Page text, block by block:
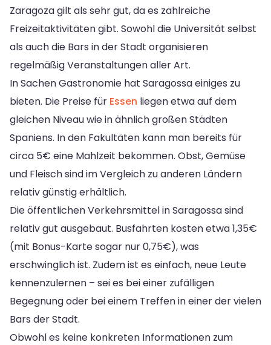
Zaragoza gilt als sehr gut, da es zahlreiche
Freizeitaktivitäten gibt. Sowohl die Universität selbst
als auch die Bars in der Stadt organisieren
regelmäßig Veranstaltungen aller Art.
In Sachen Gastronomie hat Saragossa einiges zu
bieten. Die Preise für Essen liegen etwa auf dem
gleichen Niveau wie in ähnlich großen Städten
Spaniens. In den Fakultäten kann man bereits für
circa 5€ eine Mahlzeit bekommen. Obst, Gemüse
und Fleisch sind im Vergleich zu anderen Ländern
relativ günstig erhältlich.
Die öffentlichen Verkehrsmittel in Saragossa sind
relativ gut ausgebaut. Busfahrten kosten etwa 1,35€
(mit Bonus-Karte sogar nur 0,75€), was
erschwinglich ist. Zudem ist es einfach, neue Leute
kennenzulernen – sei es bei einer zufälligen
Begegnung oder bei einem Treffen in einer der vielen
Bars der Stadt.
Obwohl es keine konkreten Informationen zum